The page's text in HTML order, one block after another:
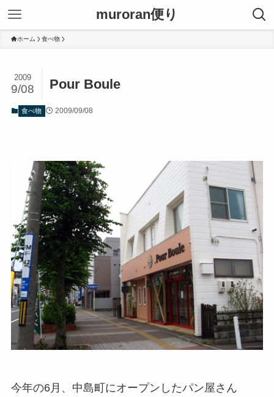
muroran便り
ホーム 食べ物
Pour Boule
2009
9/08
食べ物 2009/09/08
今年の6月、中島町にオープンしたパン屋さん